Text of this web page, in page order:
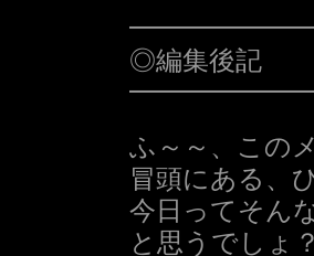
◎編集後記
ふ～～、この
冒頭にある、
今日ってそん
と思うでしょ